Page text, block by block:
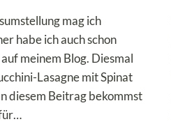
mag ich
habe ich auch schon
meinem Blog. Diesmal
Lasagne mit Spinat
diesem Beitrag bekommst